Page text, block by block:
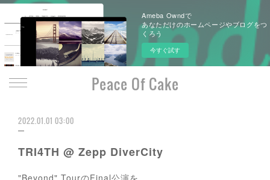
Ameba Owndで
あなただけのホームページやブログをつ
くろう
今すぐ試す
Peace Of Cake
2022.01.01 03:00
TRI4TH @ Zepp DiverCity
"Beyond" TourのFinal公演を